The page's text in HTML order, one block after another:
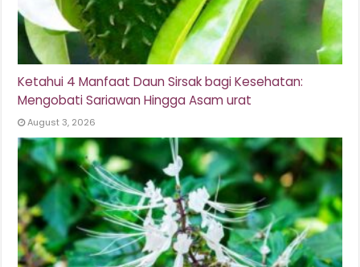
Ketahui 4 Manfaat Daun Sirsak bagi Kesehatan:
Mengobati Sariawan Hingga Asam urat
August 3, 2026